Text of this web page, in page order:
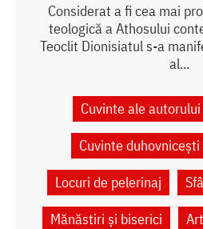
Considerat a fi cea mai
teologică a Athosului
Teoclit Dionisiatul s-a
al...
Cuvinte ale autorului
Cuvinte duhovnicești
Locuri de pelerinaj
Mănăstiri și biserici